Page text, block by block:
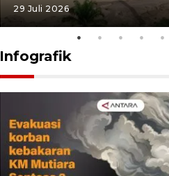
29 Juli 2026
Infografik